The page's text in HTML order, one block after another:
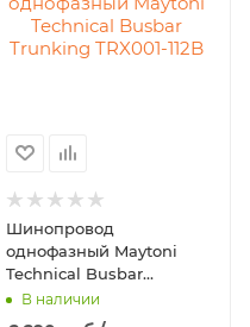
Шинопровод
однофазный Maytoni
Technical Busbar
Trunking TRX001-112B
В наличии